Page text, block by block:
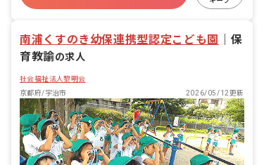
南浦くすのき幼保連携型認定こども園
保
育教諭の求人
社会福祉法人黎明会
京都府/宇治市
2026/05/12更新